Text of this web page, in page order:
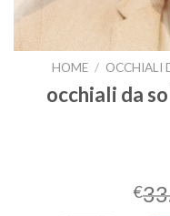
HOME / OCCHIALI
occhiali da
€